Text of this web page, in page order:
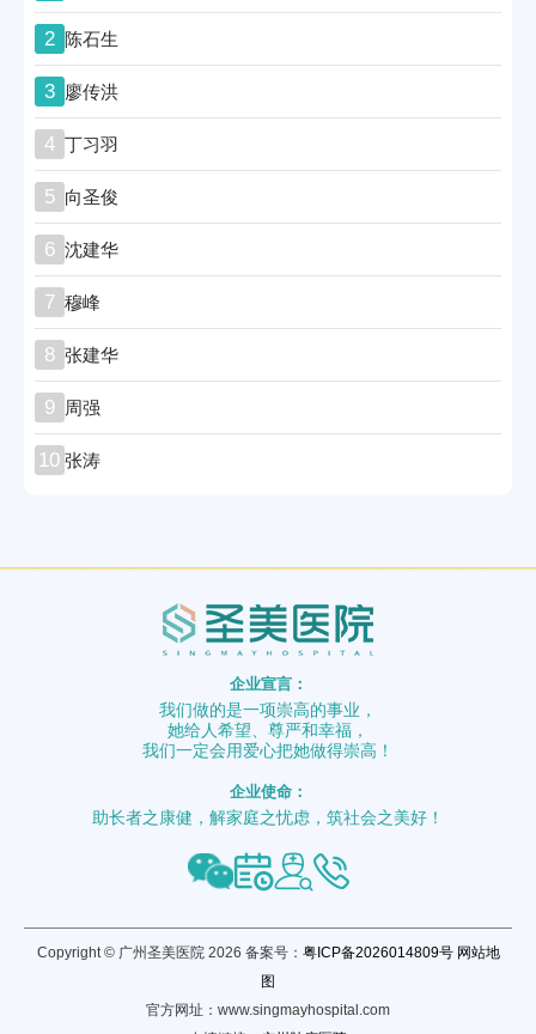
2 陈石生
3 廖传洪
4 丁习羽
5 向圣俊
6 沈建华
7 穆峰
8 张建华
9 周强
10 张涛
企业宣言：
我们做的是一项崇高的事业，
她给人希望、尊严和幸福，
我们一定会用爱心把她做得崇高！
企业使命：
助长者之康健，解家庭之忧虑，筑社会之美好！
Copyright © 广州圣美医院 2026 备案号： 粤ICP备2026014809号 网站地
图
官方网址：www.singmayhospital.com